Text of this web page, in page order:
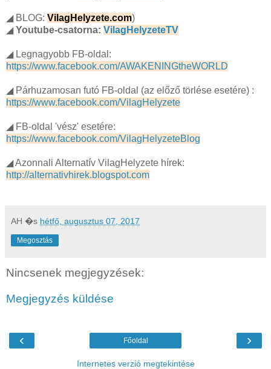
◢ BLOG: VilagHelyzete.com)
◢Youtube-csatorna: VilagHelyzeteTV
◢ Legnagyobb FB-oldal:
https://www.facebook.com/AWAKENINGtheWORLD
◢ Párhuzamosan futó FB-oldal (az előző törlése esetére) :
https://www.facebook.com/VilagHelyzete
◢ FB-oldal 'vész' esetére:
https://www.facebook.com/VilagHelyzeteBlog
◢ Azonnali Alternatív VilagHelyzete hírek:
http://alternativhirek.blogspot.com
AH �s hétfő, augusztus 07, 2017
Megosztás
Nincsenek megjegyzések:
Megjegyzés küldése
‹ ›
Főoldal
Internetes verzió megtekintése